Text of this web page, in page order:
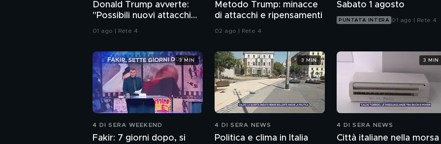
Donald Trump avverte:
"Possibili nuovi attacchi
all'Iran"
01 ago | Rete 4
Metodo Trump: minacce
di attacchi e ripensamenti
02 ago | Rete 4
Sabato 1 agosto
PUNTATA INTERA 01 ago | Rete 4
4 DI SERA WEEKEND
Fakir: 7 giorni dopo, si
3 MIN
4 DI SERA NEWS
Politica e clima in Italia
3 MIN
4 DI SERA NEWS
Città italiane nella morsa
3 MIN